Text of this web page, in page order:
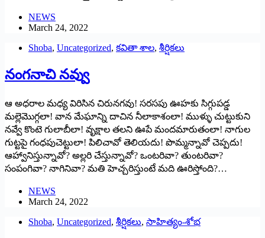
NEWS
March 24, 2022
Shoba, Uncategorized, కవితా శాల, శీర్షికలు
నంగనాచి నవ్వు
ఆ అధరాల మధ్య విరిసిన చిరునగవు! సరసపు ఊహకు సిగ్గుపడ్డ
మల్లెమొగ్గలా! వాన మేఘాన్ని దాచిన నీలాకాశంలా! ముళ్ళు చుట్టుకుని
నవ్వే కొంటె గులాబీలా! వృక్షాల తలని ఊపే మందమారుతంలా! నాగుల
గుట్టపై గంధపుచెట్టులా! పిలిచావో తెలియదు! పొమ్మన్నావో చెప్పదు!
ఆహ్వానిస్తున్నావో? అల్లరి చేస్తున్నావో? ఒంటరివా? తుంటరివా?
సంపంగివా? నాగినివా? మతి హెచ్చరిస్తుంటే మది ఊరిస్తోంది?…
NEWS
March 24, 2022
Shoba, Uncategorized, శీర్షికలు, సాహిత్యం-శోభ